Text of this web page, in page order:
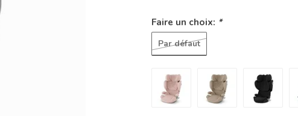
Faire un choix: *
Par défaut